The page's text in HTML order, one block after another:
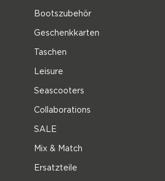
Bootszubehör
Geschenkkarten
Taschen
Leisure
Seascooters
Collaborations
SALE
Mix & Match
Ersatzteile